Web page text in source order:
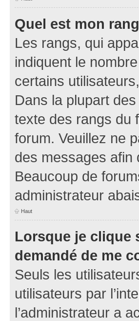
Quel est mon
Les rangs, qui
indiquent le
certains
Dans la plupart
texte des rangs du
forum. Veuillez ne
des messages afin
Beaucoup de
administrateur
Haut
Lorsque je clique
demandé de me
Seuls les
utilisateurs par
l’administrateur a